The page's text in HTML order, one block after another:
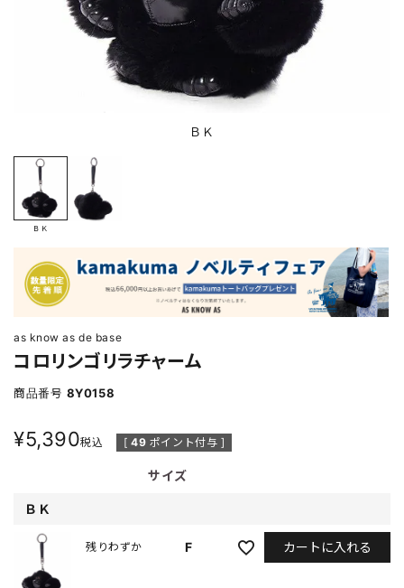
ＢＫ
ＢＫ
as know as de base
コロリンゴリラチャーム
商品番号 8Y0158
¥5,390税込 [ 49 ポイント付与 ]
サイズ
ＢＫ
F
残りわずか カートに入れる